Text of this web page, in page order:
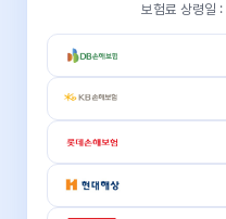
보험료 상령일 :